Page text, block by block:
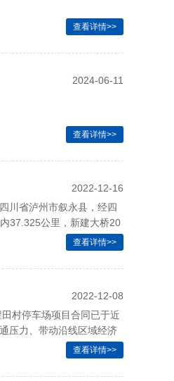
查看详情>>
2024-06-11
查看详情>>
2022-12-16
川省泸州市叙永县，经四
37.325公里，新建大桥20
查看详情>>
2022-12-08
村停车场项目合同已于近
压力、带动沿线区域经济
查看详情>>